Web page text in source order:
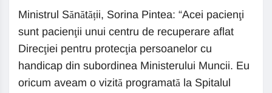
Ministrul Sănătății, Sorina Pintea: “Acei pacienţi
sunt pacienţii unui centru de recuperare aflat
Direcţiei pentru protecţia persoanelor cu
handicap din subordinea Ministerului Muncii. Eu
oricum aveam o vizită programată la Spitalul